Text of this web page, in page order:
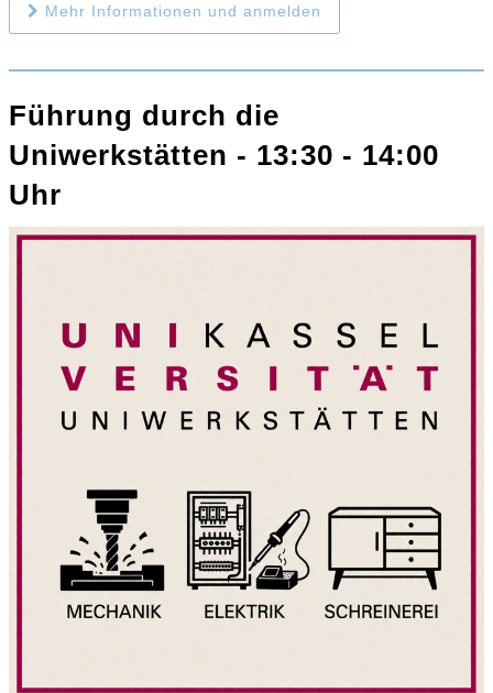
Mehr Informationen und anmelden
Führung durch die
Uniwerkstätten - 13:30 - 14:00
Uhr